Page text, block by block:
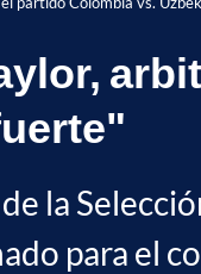
la
para el